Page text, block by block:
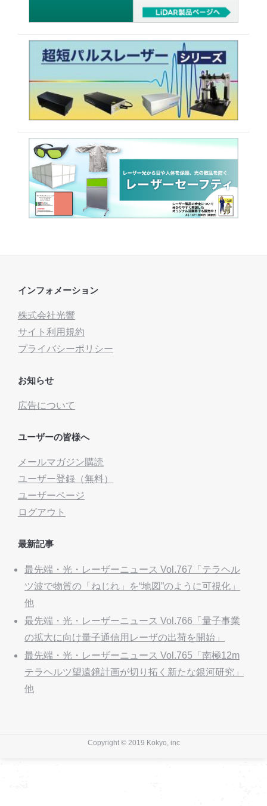
インフォメーション
株式会社光響
サイト利用規約
プライバシーポリシー
お知らせ
広告について
ユーザーの皆様へ
メールマガジン購読
ユーザー登録（無料）
ユーザーページ
ログアウト
最新記事
最先端・光・レーザーニュース Vol.767「テラヘル
ツ波で物質の「ねじれ」を“地図”のように可視化」
他
最先端・光・レーザーニュース Vol.766「量子事業
の拡大に向け量子通信用レーザの出荷を開始」
最先端・光・レーザーニュース Vol.765「南極12m
テラヘルツ望遠鏡計画が切り拓く新たな銀河研究」
他
Copyright © 2019 Kokyo, inc